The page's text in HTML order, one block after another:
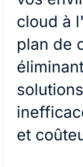
cloud à
plan de
et